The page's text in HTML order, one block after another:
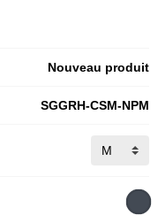
Nouveau produit
SGGRH-CSM-NPM